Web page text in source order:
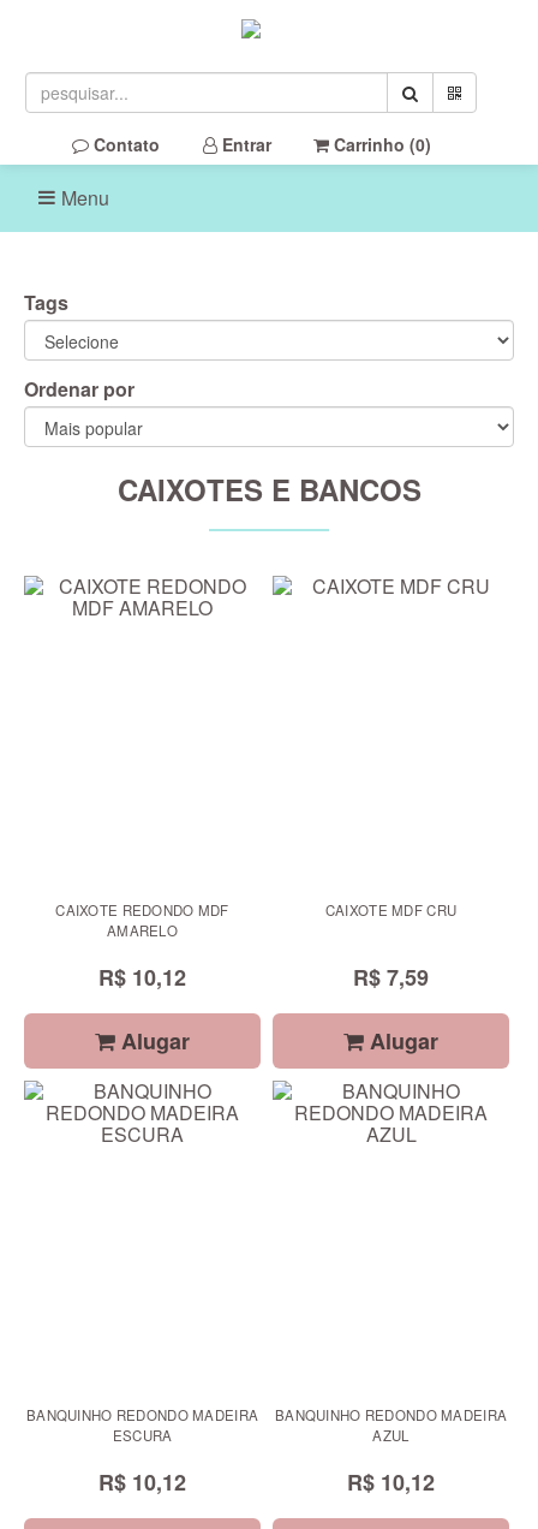
Contato Entrar Carrinho (0)
Menu
Tags
Ordenar por
CAIXOTES E BANCOS
CAIXOTE REDONDO MDF
AMARELO
R$ 10,12
Alugar
CAIXOTE MDF CRU
R$ 7,59
Alugar
BANQUINHO REDONDO MADEIRA
ESCURA
R$ 10,12
BANQUINHO REDONDO MADEIRA
AZUL
R$ 10,12